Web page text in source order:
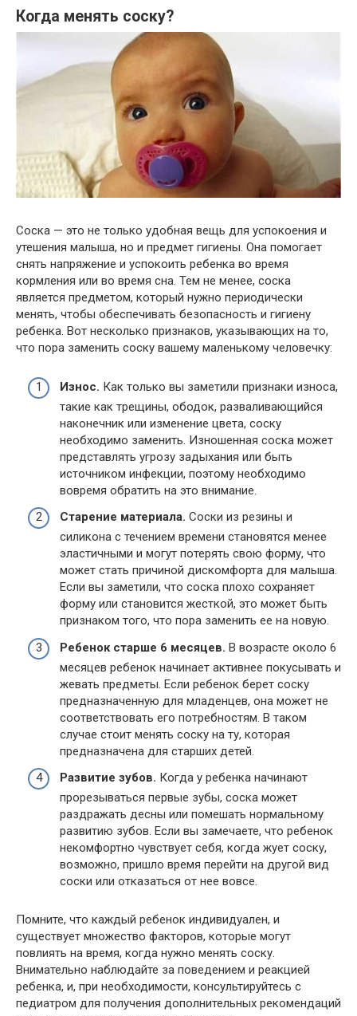
Когда менять соску?
Соска — это не только удобная вещь для успокоения и
утешения малыша, но и предмет гигиены. Она помогает
снять напряжение и успокоить ребенка во время
кормления или во время сна. Тем не менее, соска
является предметом, который нужно периодически
менять, чтобы обеспечивать безопасность и гигиену
ребенка. Вот несколько признаков, указывающих на то,
что пора заменить соску вашему маленькому человечку:
Износ. Как только вы заметили признаки износа,
такие как трещины, ободок, разваливающийся
наконечник или изменение цвета, соску
необходимо заменить. Изношенная соска может
представлять угрозу задыхания или быть
источником инфекции, поэтому необходимо
вовремя обратить на это внимание.
Старение материала. Соски из резины и
силикона с течением времени становятся менее
эластичными и могут потерять свою форму, что
может стать причиной дискомфорта для малыша.
Если вы заметили, что соска плохо сохраняет
форму или становится жесткой, это может быть
признаком того, что пора заменить ее на новую.
Ребенок старше 6 месяцев. В возрасте около 6
месяцев ребенок начинает активнее покусывать и
жевать предметы. Если ребенок берет соску
предназначенную для младенцев, она может не
соответствовать его потребностям. В таком
случае стоит менять соску на ту, которая
предназначена для старших детей.
Развитие зубов. Когда у ребенка начинают
прорезываться первые зубы, соска может
раздражать десны или помешать нормальному
развитию зубов. Если вы замечаете, что ребенок
некомфортно чувствует себя, когда жует соску,
возможно, пришло время перейти на другой вид
соски или отказаться от нее вовсе.
Помните, что каждый ребенок индивидуален, и
существует множество факторов, которые могут
повлиять на время, когда нужно менять соску.
Внимательно наблюдайте за поведением и реакцией
ребенка, и, при необходимости, консультируйтесь с
педиатром для получения дополнительных рекомендаций